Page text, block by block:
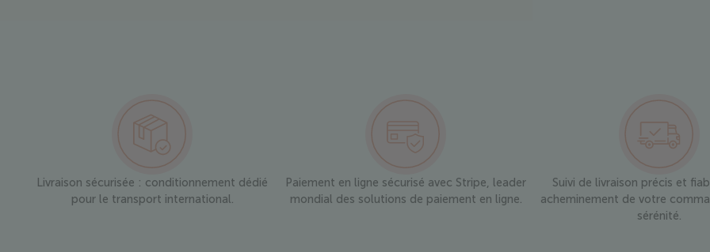
Livraison sécurisée : conditionnement dédié
pour le transport international.
Paiement en ligne sécurisé avec Stripe, leader
mondial des solutions de paiement en ligne.
Suivi de livraison précis et
acheminement de votre
sérénité.